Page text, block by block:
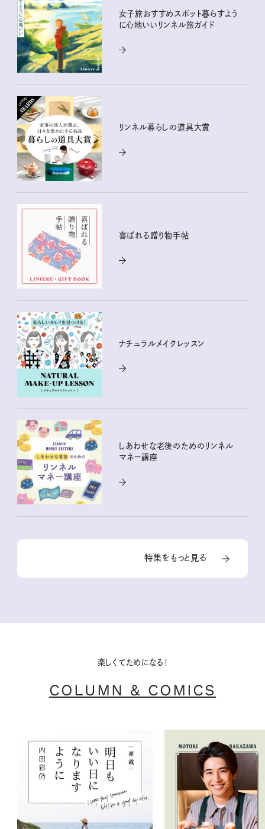
女子旅おすすめスポット暮らすよう
に心地いいリンネル旅ガイド
リンネル暮らしの道具大賞
喜ばれる贈り物手帖
ナチュラルメイクレッスン
しあわせな老後のためのリンネル
マネー講座
特集をもっと見る
楽しくてためになる！
COLUMN & COMICS